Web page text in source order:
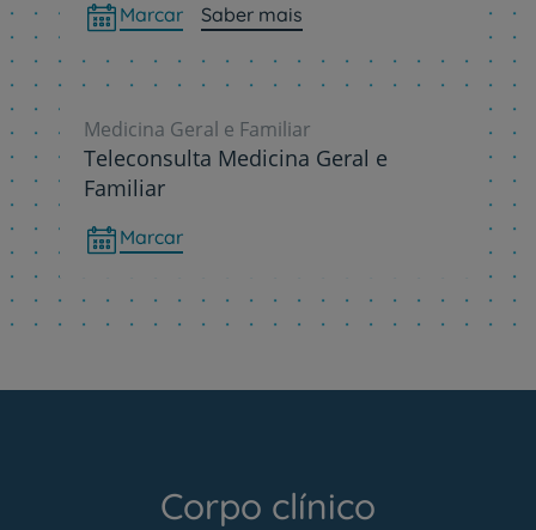
Marcar Saber mais
Medicina Geral e Familiar
Teleconsulta Medicina Geral e
Familiar
Marcar
Corpo clínico